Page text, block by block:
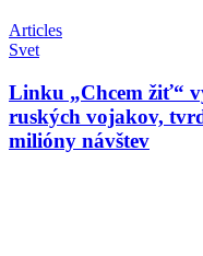
Articles
Svet
Linku „Chcem žiť“
ruských vojakov,
milióny návštev